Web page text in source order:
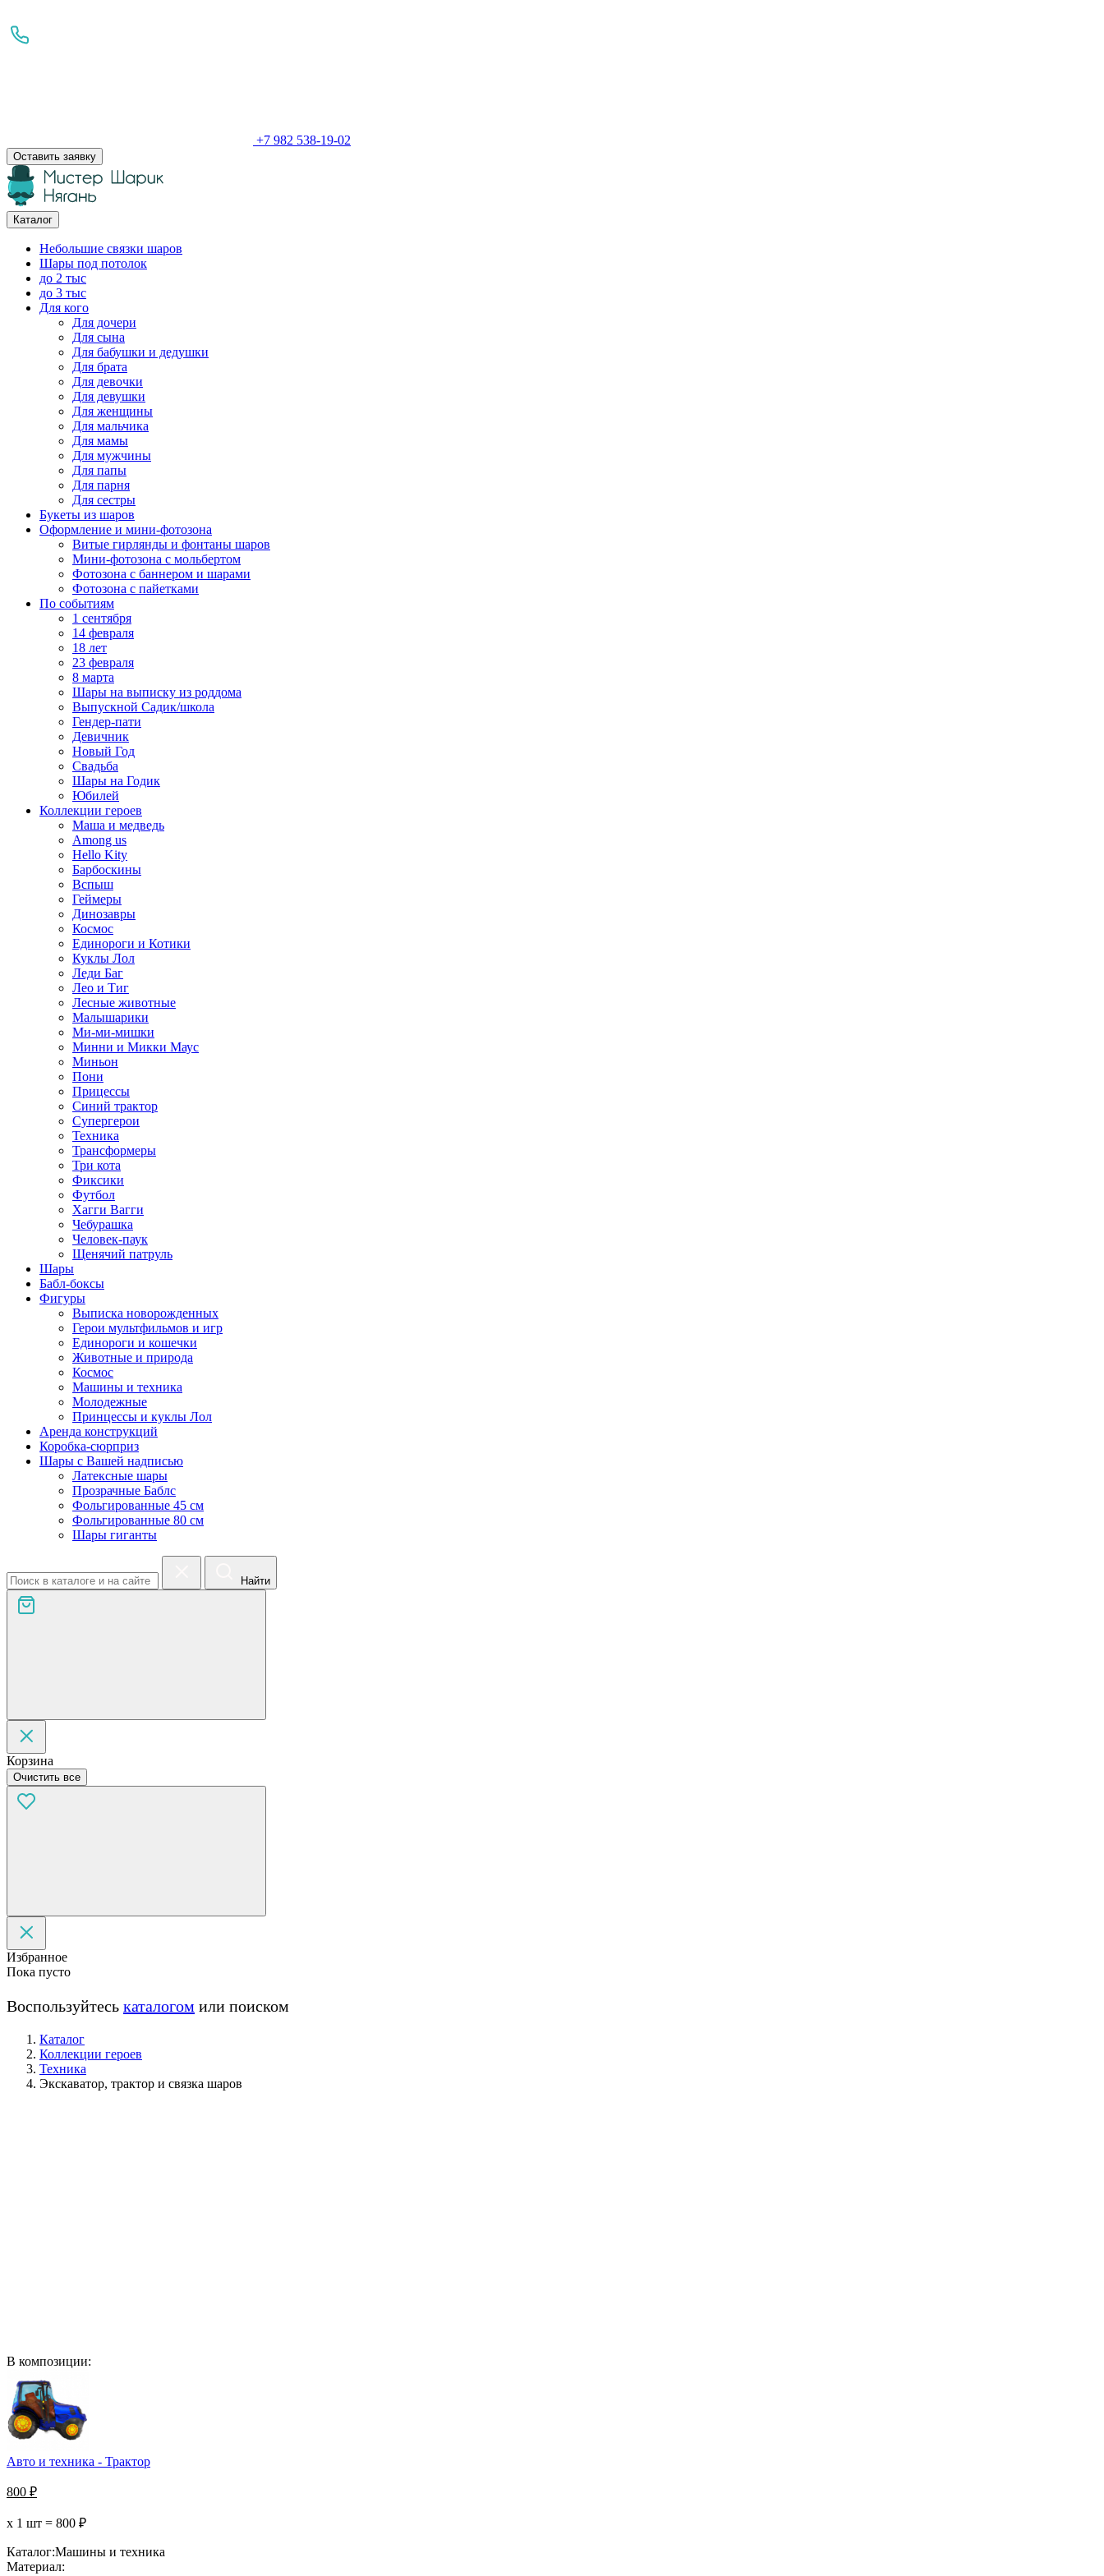
+7 982 538-19-02
Оставить заявку
Каталог
Небольшие связки шаров
Шары под потолок
до 2 тыс
до 3 тыс
Для кого
Для дочери
Для сына
Для бабушки и дедушки
Для брата
Для девочки
Для девушки
Для женщины
Для мальчика
Для мамы
Для мужчины
Для папы
Для парня
Для сестры
Букеты из шаров
Оформление и мини‑фотозона
Витые гирлянды и фонтаны шаров
Мини-фотозона с мольбертом
Фотозона с баннером и шарами
Фотозона с пайетками
По событиям
1 сентября
14 февраля
18 лет
23 февраля
8 марта
Шары на выписку из роддома
Выпускной Садик/школа
Гендер-пати
Девичник
Новый Год
Свадьба
Шары на Годик
Юбилей
Коллекции героев
Маша и медведь
Among us
Hello Kity
Барбоскины
Вспыш
Геймеры
Динозавры
Космос
Единороги и Котики
Куклы Лол
Леди Баг
Лео и Тиг
Лесные животные
Малышарики
Ми-ми-мишки
Минни и Микки Маус
Миньон
Пони
Прицессы
Синий трактор
Супергерои
Техника
Трансформеры
Три кота
Фиксики
Футбол
Хагги Вагги
Чебурашка
Человек-паук
Щенячий патруль
Шары
Бабл-боксы
Фигуры
Выписка новорожденных
Герои мультфильмов и игр
Единороги и кошечки
Животные и природа
Космос
Машины и техника
Молодежные
Принцессы и куклы Лол
Аренда конструкций
Коробка-сюрприз
Шары с Вашей надписью
Латексные шары
Прозрачные Баблс
Фольгированные 45 см
Фольгированные 80 см
Шары гиганты
Найти
Корзина
Очистить все
Избранное
Пока пусто
Воспользуйтесь каталогом или поиском
Каталог
Коллекции героев
Техника
Экскаватор, трактор и связка шаров
В композиции:
Авто и техника - Трактор
800 ₽
х 1 шт = 800 ₽
Каталог:Машины и техника
Материал: